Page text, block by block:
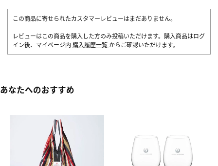
この商品に寄せられたカスタマーレビューはまだありません。
レビューはこの商品を購入した方のみ投稿いただけます。購入商品はログ
イン後、マイページ内 購入履歴一覧 からご確認いただけます。
あなたへのおすすめ